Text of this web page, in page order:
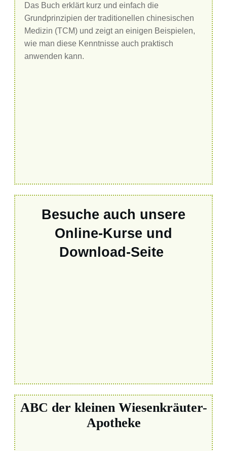
Das Buch erklärt kurz und einfach die
Grundprinzipien der traditionellen chinesischen
Medizin (TCM) und zeigt an einigen Beispielen,
wie man diese Kenntnisse auch praktisch
anwenden kann.
Besuche auch unsere
Online-Kurse und
Download-Seite
ABC der kleinen Wiesenkräuter-
Apotheke